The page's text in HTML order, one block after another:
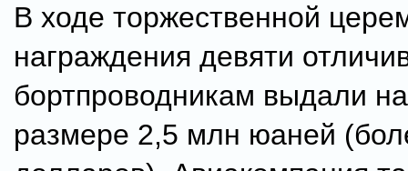
В ходе торжественной
награждения девяти
бортпроводникам выдали
размере 2,5 млн юаней